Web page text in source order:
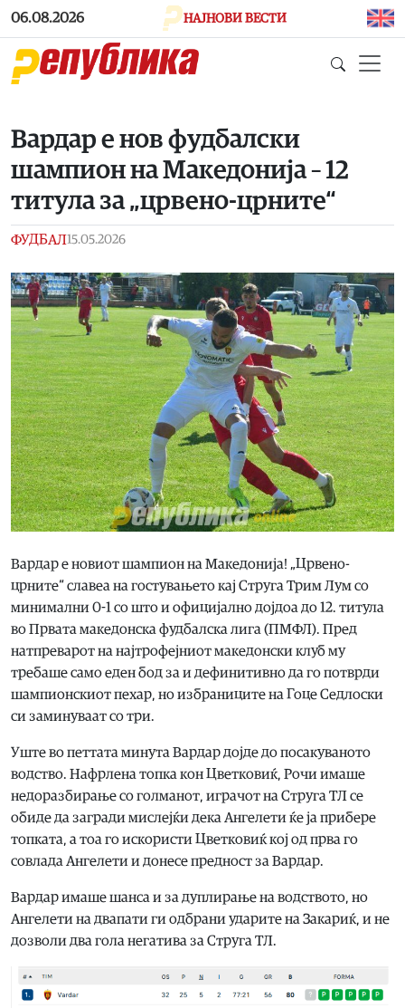
Skip to main content
06.08.2026 НАЈНОВИ ВЕСТИ
Вардар е нов фудбалски
шампион на Македонија – 12
титула за „црвено-црните“
ФУДБАЛ15.05.2026
Вардар е новиот шампион на Македонија! „Црвено-
црните“ славеа на гостувањето кај Струга Трим Лум со
минимални 0-1 со што и официјално дојдоа до 12. титула
во Првата македонска фудбалска лига (ПМФЛ). Пред
натпреварот на најтрофејниот македонски клуб му
требаше само еден бод за и дефинитивно да го потврди
шампионскиот пехар, но избраниците на Гоце Седлоски
си заминуваат со три.
Уште во петтата минута Вардар дојде до посакуваното
водство. Нафрлена топка кон Цветковиќ, Рочи имаше
недоразбирање со голманот, играчот на Струга ТЛ се
обиде да загради мислејќи дека Ангелети ќе ја прибере
топката, а тоа го искористи Цветковиќ кој од прва го
совлада Ангелети и донесе предност за Вардар.
Вардар имаше шанса и за дуплирање на водството, но
Ангелети на двапати ги одбрани ударите на Закариќ, и не
дозволи два гола негатива за Струга ТЛ.